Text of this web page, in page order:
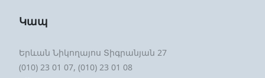
Կապ
Երևան Նիկողայոս Տիգրանյան 27
(010) 23 01 07, (010) 23 01 08